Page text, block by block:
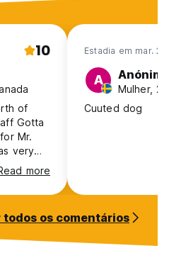
10
of
Gotta
Mr.
very
us
till the
more
Estadia em mar.
A
Mulher,
Cuuted dog
todos os comentários